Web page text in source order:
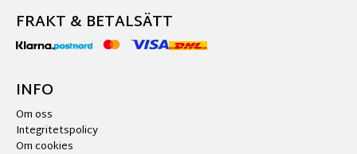
FRAKT & BETALSÄTT
INFO
Om oss
Integritetspolicy
Om cookies